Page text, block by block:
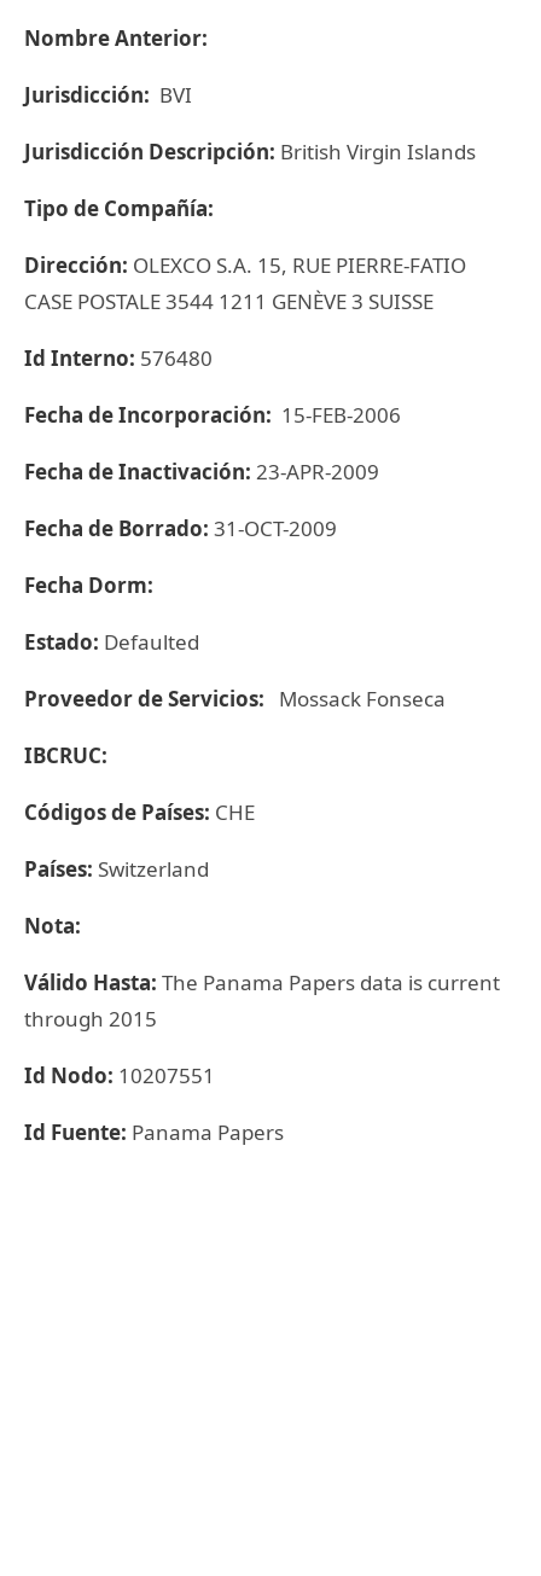
Nombre Anterior:
Jurisdicción: BVI
Jurisdicción Descripción: British Virgin Islands
Tipo de Compañía:
Dirección: OLEXCO S.A. 15, RUE PIERRE-FATIO
CASE POSTALE 3544 1211 GENÈVE 3 SUISSE
Id Interno: 576480
Fecha de Incorporación: 15-FEB-2006
Fecha de Inactivación: 23-APR-2009
Fecha de Borrado: 31-OCT-2009
Fecha Dorm:
Estado: Defaulted
Proveedor de Servicios: Mossack Fonseca
IBCRUC:
Códigos de Países: CHE
Países: Switzerland
Nota:
Válido Hasta: The Panama Papers data is current
through 2015
Id Nodo: 10207551
Id Fuente: Panama Papers